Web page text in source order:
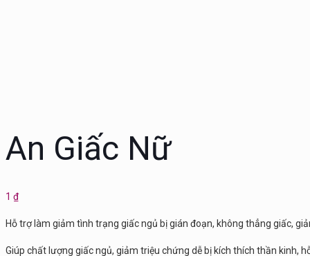
An Giấc Nữ
1 ₫
Hỗ trợ làm giảm tình trạng giấc ngủ bị gián đoạn, không thẳng giấc,
Giúp chất lượng giấc ngủ, giảm triệu chứng dễ bị kích thích thần kinh,